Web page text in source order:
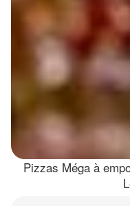
Pizzas Méga à